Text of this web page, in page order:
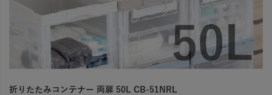
折りたたみコンテナー 両扉 50L CB-51NRL